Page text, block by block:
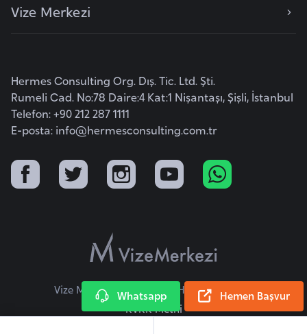
Vize Merkezi
Hermes Consulting Org. Dış. Tic. Ltd. Şti.
Rumeli Cad. No:78 Daire:4 Kat:1 Nişantaşı, Şişli, İstanbul
Telefon: +90 212 287 1111
E-posta: info@hermesconsulting.com.tr
Vize Merkezi © 2026 Tüm Hakları Saklıdır.
KVKK Metni
r
D
e
m
k
r
Hemen Başvur
Whatsapp